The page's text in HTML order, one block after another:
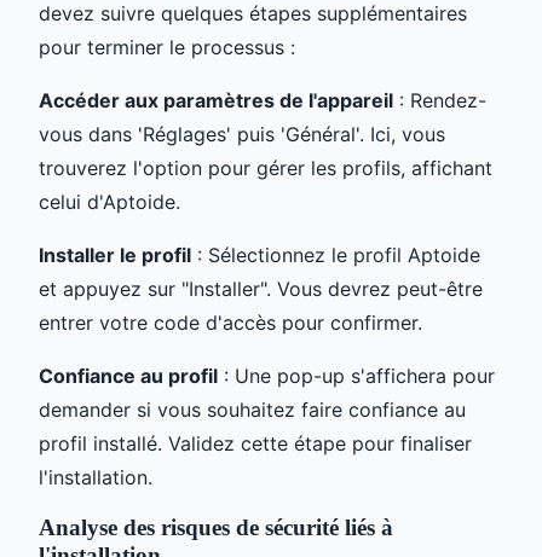
devez suivre quelques étapes supplémentaires
pour terminer le processus :
Accéder aux paramètres de l'appareil : Rendez-
vous dans 'Réglages' puis 'Général'. Ici, vous
trouverez l'option pour gérer les profils, affichant
celui d'Aptoide.
Installer le profil : Sélectionnez le profil Aptoide
et appuyez sur "Installer". Vous devrez peut-être
entrer votre code d'accès pour confirmer.
Confiance au profil : Une pop-up s'affichera pour
demander si vous souhaitez faire confiance au
profil installé. Validez cette étape pour finaliser
l'installation.
Analyse des risques de sécurité liés à